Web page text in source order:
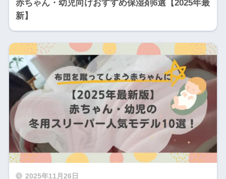
赤ちゃん・幼児向けおすすめ保湿剤6選【2025年最
新】
2025年11月26日